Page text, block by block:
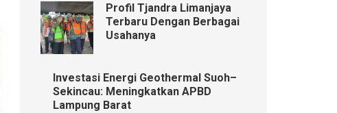
Profil Tjandra Limanjaya
Terbaru Dengan Berbagai
Usahanya
Investasi Energi Geothermal Suoh–
Sekincau: Meningkatkan APBD
Lampung Barat